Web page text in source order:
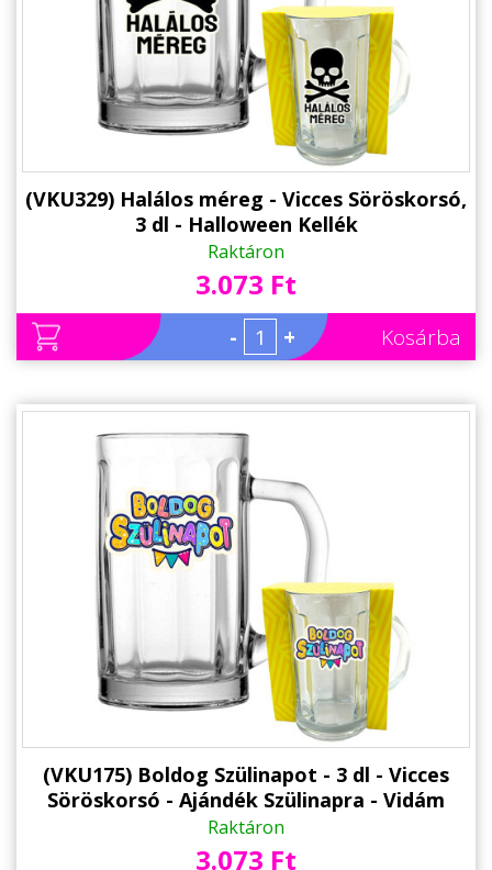
(VKU329) Halálos méreg - Vicces Söröskorsó,
3 dl - Halloween Kellék
Raktáron
3.073 Ft
- + Kosárba
(VKU175) Boldog Szülinapot - 3 dl - Vicces
Söröskorsó - Ajándék Szülinapra - Vidám
Szülinapi Ajándék
Raktáron
3.073 Ft